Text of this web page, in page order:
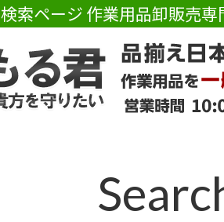
検索ページ 作業用品卸販売